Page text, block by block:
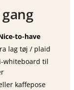
to-have
lag tøj / plaid
whiteboard til
kaffepose